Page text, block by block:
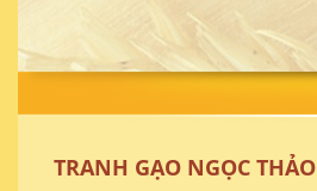
TRANH GẠO NGỌC THẢO